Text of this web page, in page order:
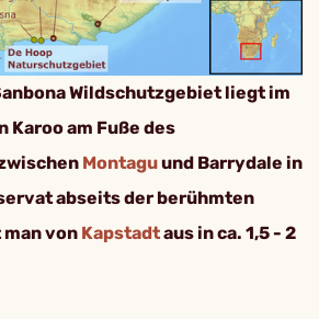
Wildschutzgebiet liegt im
Karoo am Fuße des
Montaguund Barrydale in
abseits der berühmten
von Kapstadtaus in ca. 1,5 - 2